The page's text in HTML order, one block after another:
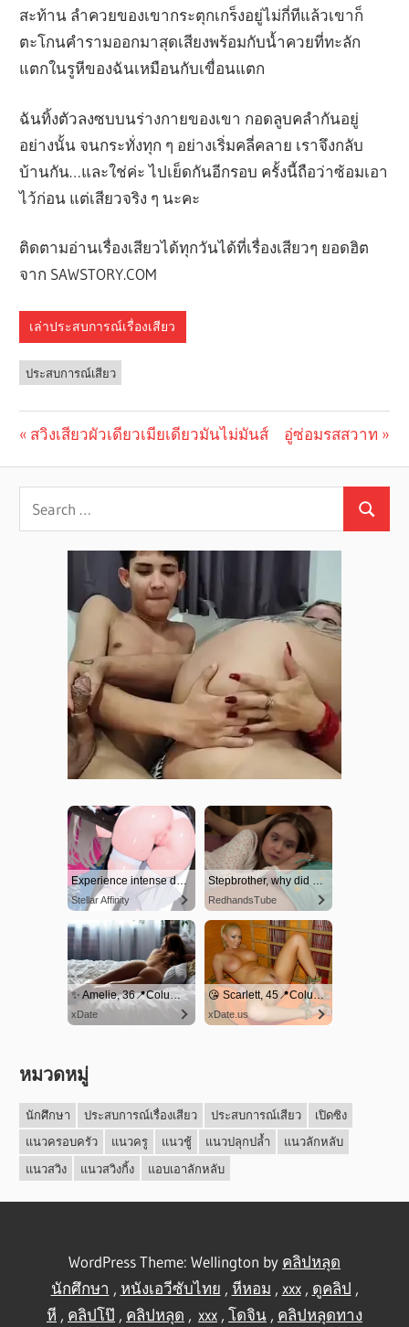
สะท้าน ลำควยของเขากระตุกเกร็งอยู่ไม่กี่ทีแล้วเขาก็
ตะโกนคำรามออกมาสุดเสียงพร้อมกับน้ำควยที่ทะลัก
แตกในรูหีของฉันเหมือนกับเขื่อนแตก
ฉันทิ้งตัวลงซบบนร่างกายของเขา กอดลูบคลำกันอยู่
อย่างนั้น จนกระทั่งทุก ๆ อย่างเริ่มคลี่คลาย เราจึงกลับ
บ้านกัน…และใช่ค่ะ ไปเย็ดกันอีกรอบ ครั้งนี้ถือว่าซ้อมเอา
ไว้ก่อน แต่เสียวจริง ๆ นะคะ
ติดตามอ่านเรื่องเสียวได้ทุกวันได้ที่เรื่องเสียวๆ ยอดฮิต
จาก SAWSTORY.COM
เล่าประสบการณ์เรื่องเสียว
ประสบการณ์เสียว
navigation
Previous
สวิงเสียวผัวเดียวเมียเดียวมันไม่มันส์
Next
อู่ซ่อมรสสวาท
หมวดหมู่
นักศึกษา ประสบการณ์เรื่องเสียว ประสบการณ์เสียว
เปิดซิง
แนวครอบครัว
แนวครู แนวชู้ แนวปลุกปล้ำ
แนวลักหลับ
แนวสวิง
แนวสวิงกิ้ง แอบเอาลักหลับ
WordPress Theme: Wellington by คลิปหลุด
นักศึกษา , หนังเอวีซับไทย , หีหอม , xxx, ดูคลิป ,
หี , คลิปโป๊ , คลิปหลุด , xxx , โดจิน , คลิปหลุดทาง